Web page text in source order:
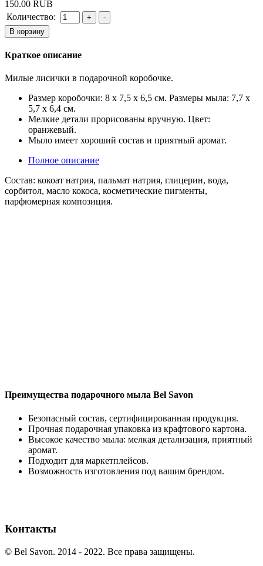
150.00 RUB
Количество:
Краткое описание
Милые лисички в подарочной коробочке.
Размер коробочки: 8 х 7,5 х 6,5 см. Размеры мыла: 7,7 х
5,7 х 6,4 см.
Мелкие детали прорисованы вручную. Цвет:
оранжевый.
Мыло имеет хороший состав и приятный аромат.
Полное описание
Состав: кокоат натрия, пальмат натрия, глицерин, вода,
сорбитол, масло кокоса, косметические пигменты,
парфюмерная композиция.
Преимущества подарочного мыла Bel Savon
Безопасный состав, сертифицированная продукция.
Прочная подарочная упаковка из крафтового картона.
Высокое качество мыла: мелкая детализация, приятный
аромат.
Подходит для маркетплейсов.
Возможность изготовления под вашим брендом.
Контакты
© Bel Savon. 2014 - 2022. Все права защищены.